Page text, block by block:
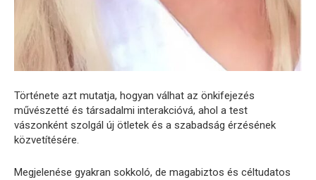
Története azt mutatja, hogyan válhat az önkifejezés
művészetté és társadalmi interakcióvá, ahol a test
vászonként szolgál új ötletek és a szabadság érzésének
közvetítésére.
Megjelenése gyakran sokkoló, de magabiztos és céltudatos